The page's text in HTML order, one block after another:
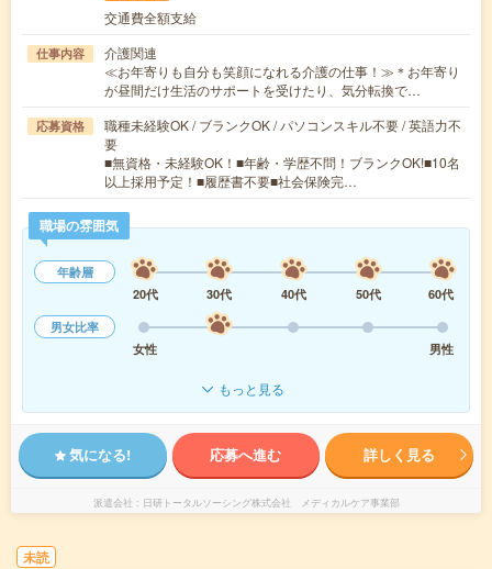
交通費全額支給
仕事内容
介護関連
≪お年寄りも自分も笑顔になれる介護の仕事！≫＊お年寄り
が昼間だけ生活のサポートを受けたり、気分転換で…
応募資格
職種未経験OK / ブランクOK / パソコンスキル不要 / 英語力不
要
■無資格・未経験OK！■年齢・学歴不問！ブランクOK!■10名
以上採用予定！■履歴書不要■社会保険完…
職場の雰囲気
年齢層
20代
30代 40代 50代
60代
男女比率
女性
男性
もっと見る
気になる! 応募へ進む 詳しく見る
派遣会社 日研トータルソーシング株式会社 メディカルケア事業部
未読